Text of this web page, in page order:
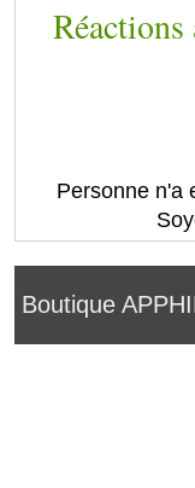
Boutique
Personne n'a